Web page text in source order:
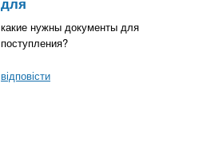
какие нужны документы для
поступления?
відповісти